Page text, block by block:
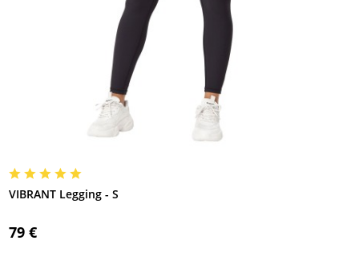
VIBRANT Legging - S
79 €